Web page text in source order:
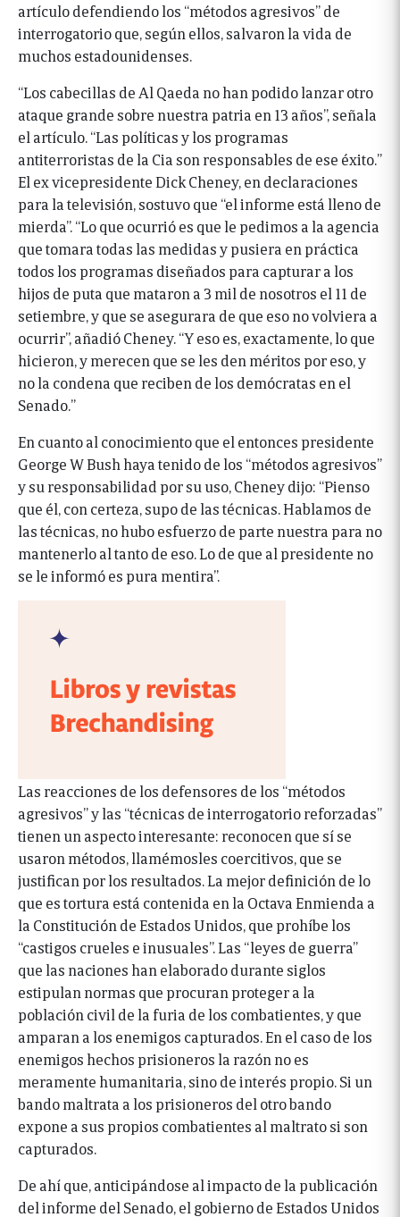
artículo defendiendo los “métodos agresivos” de
interrogatorio que, según ellos, salvaron la vida de
muchos estadounidenses.
“Los cabecillas de Al Qaeda no han podido lanzar otro
ataque grande sobre nuestra patria en 13 años”, señala
el artículo. “Las políticas y los programas
antiterroristas de la Cia son responsables de ese éxito.”
El ex vicepresidente Dick Cheney, en declaraciones
para la televisión, sostuvo que “el informe está lleno de
mierda”. “Lo que ocurrió es que le pedimos a la agencia
que tomara todas las medidas y pusiera en práctica
todos los programas diseñados para capturar a los
hijos de puta que mataron a 3 mil de nosotros el 11 de
setiembre, y que se asegurara de que eso no volviera a
ocurrir”, añadió Cheney. “Y eso es, exactamente, lo que
hicieron, y merecen que se les den méritos por eso, y
no la condena que reciben de los demócratas en el
Senado.”
En cuanto al conocimiento que el entonces presidente
George W Bush haya tenido de los “métodos agresivos”
y su responsabilidad por su uso, Cheney dijo: “Pienso
que él, con certeza, supo de las técnicas. Hablamos de
las técnicas, no hubo esfuerzo de parte nuestra para no
mantenerlo al tanto de eso. Lo de que al presidente no
se le informó es pura mentira”.
Las reacciones de los defensores de los “métodos
agresivos” y las “técnicas de interrogatorio reforzadas”
tienen un aspecto interesante: reconocen que sí se
usaron métodos, llamémosles coercitivos, que se
justifican por los resultados. La mejor definición de lo
que es tortura está contenida en la Octava Enmienda a
la Constitución de Estados Unidos, que prohíbe los
“castigos crueles e inusuales”. Las “leyes de guerra”
que las naciones han elaborado durante siglos
estipulan normas que procuran proteger a la
población civil de la furia de los combatientes, y que
amparan a los enemigos capturados. En el caso de los
enemigos hechos prisioneros la razón no es
meramente humanitaria, sino de interés propio. Si un
bando maltrata a los prisioneros del otro bando
expone a sus propios combatientes al maltrato si son
capturados.
De ahí que, anticipándose al impacto de la publicación
del informe del Senado, el gobierno de Estados Unidos